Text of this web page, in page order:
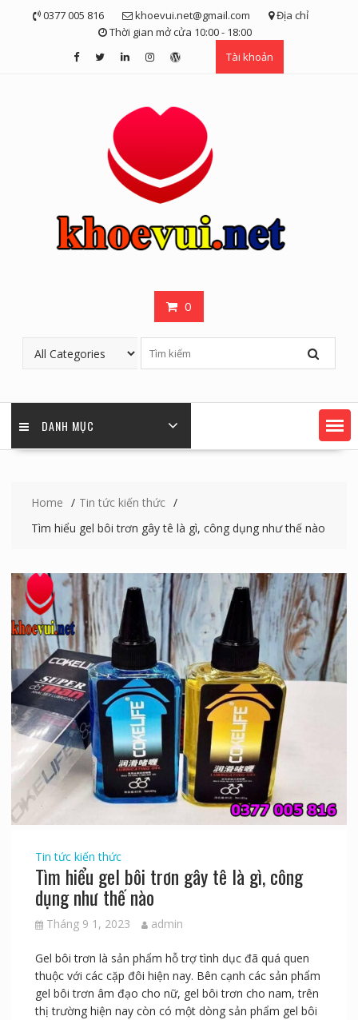
0377 005 816 khoevui.net@gmail.com
Địa chỉ
Thời gian mở cửa 10:00 - 18:00
Tài khoản
0
DANH MỤC
Home
Tin tức kiến thức
Tìm hiểu gel bôi trơn gây tê là gì, công dụng như thế nào
Tin tức kiến thức
Tìm hiểu gel bôi trơn gây tê là gì, công
dụng như thế nào
Tháng 9 1, 2023 admin
Gel bôi trơn là sản phẩm hỗ trợ tình dục đã quá quen
thuộc với các cặp đôi hiện nay. Bên cạnh các sản phẩm
gel bôi trơn âm đạo cho nữ, gel bôi trơn cho nam, trên
thị trường hiện nay còn có một dòng sản phẩm gel bôi